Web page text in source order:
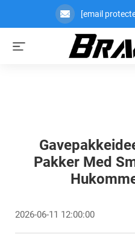
[email
Pakker Med
2026-06-11 12:00:00